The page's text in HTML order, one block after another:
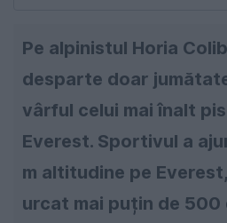
Pe alpinistul Horia
desparte doar
vârful celui mai înalt
Everest. Sportivul a
m altitudine pe
urcat mai puțin de 500